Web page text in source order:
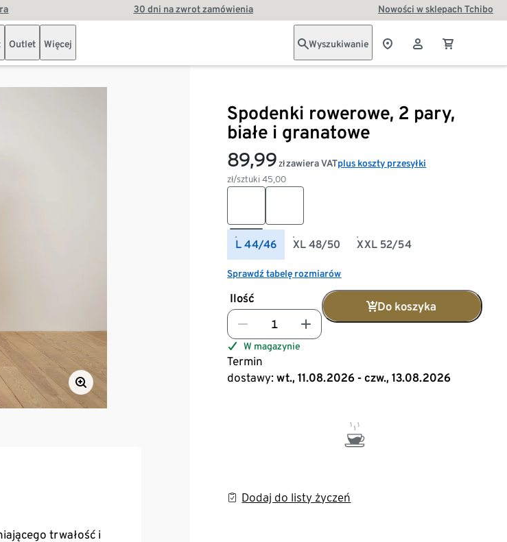
30 dni na zwrot zamówienia Nowości w sklepach Tchibo
Outlet Więcej Wyszukiwanie
Spodenki rowerowe, 2 pary,
białe i granatowe
89,99 zł
zł/sztuki45,00
zawiera VATplus koszty przesyłki
L 44/46 XL 48/50 XXL 52/54
Sprawdź tabelę rozmiarów
Ilość
Do koszyka
W magazynie
Termin
dostawy: wt., 11.08.2026 - czw., 13.08.2026
Dodaj do listy życzeń
trwałość i